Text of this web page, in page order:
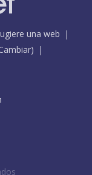
una web
)